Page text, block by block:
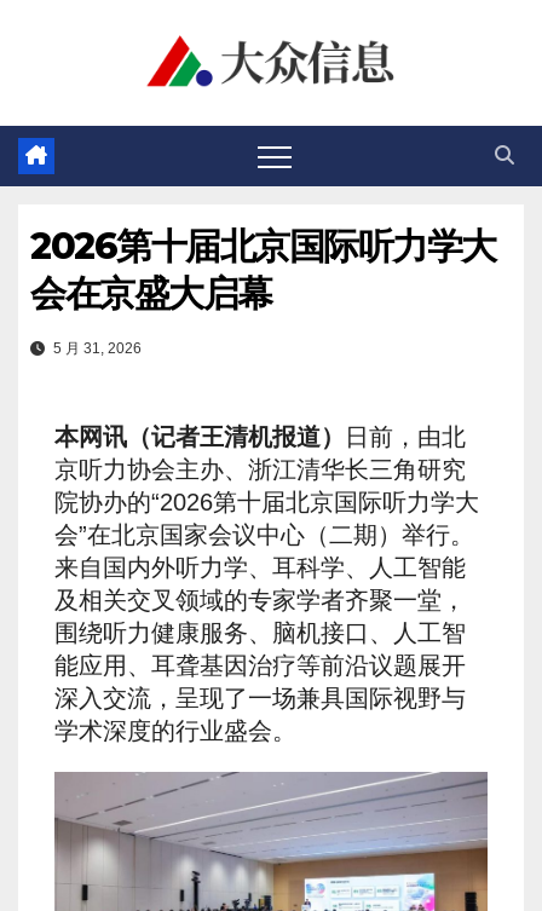
容
2026第十届北京国际听力学大
会在京盛大启幕
5 月 31, 2026
本网讯（记者王清机报道）
日前，由北
京听力协会主办、浙江清华长三角研究
院协办的“2026第十届北京国际听力学大
会”在北京国家会议中心（二期）举行。
来自国内外听力学、耳科学、人工智能
及相关交叉领域的专家学者齐聚一堂，
围绕听力健康服务、脑机接口、人工智
能应用、耳聋基因治疗等前沿议题展开
深入交流，呈现了一场兼具国际视野与
学术深度的行业盛会。